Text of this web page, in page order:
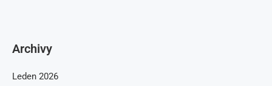
Archivy
Leden 2026